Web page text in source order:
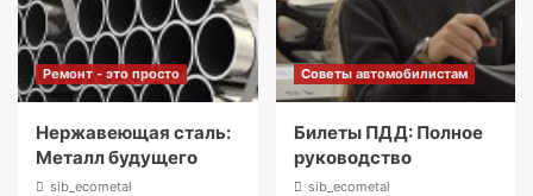
Ремонт - это просто
Нержавеющая сталь:
Металл будущего
sib_ecometal
Советы автомобилистам
Билеты ПДД: Полное
руководство
sib_ecometal